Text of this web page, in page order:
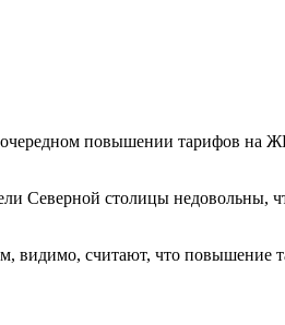
повышении тарифов на
Северной столицы недовольны,
видимо, считают, что повышение